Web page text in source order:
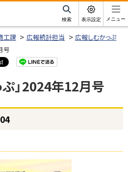
サ
イ
ト
内
検索 表示設定 メニュー
工課 広報統計担当
広報しむかっぷ
号
ぷ」2024年12月号